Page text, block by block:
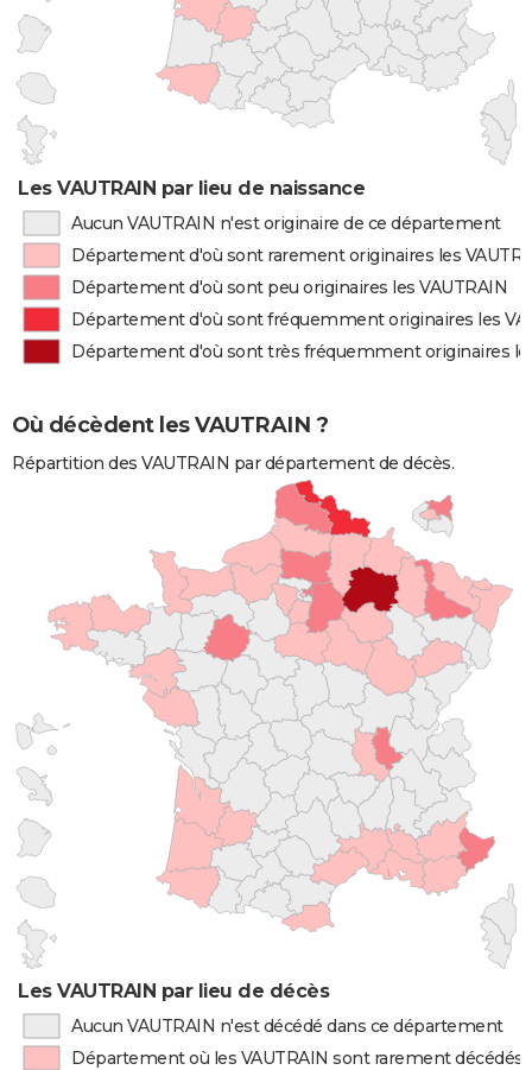
Les VAUTRAIN par lieu de naissance
Aucun VAUTRAIN n'est originaire de ce département
Département d'où sont rarement originaires les
Département d'où sont peu originaires les VAUTRAIN
Département d'où sont fréquemment originaires les
Département d'où sont très fréquemment originaires
Où décèdent les VAUTRAIN ?
Répartition des VAUTRAIN par département de décès.
Les VAUTRAIN par lieu de décès
Aucun VAUTRAIN n'est décédé dans ce département
Département où les VAUTRAIN sont rarement décédés